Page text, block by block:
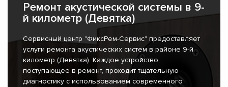
Ремонт акустической системы в 9-
й километр (Девятка)
Сервисный центр "ФиксРем-Сервис" предоставляет
услуги ремонта акустических систем в районе 9-й
километр (Девятка). Каждое устройство,
поступающее в ремонт, проходит тщательную
диагностику с использованием современного